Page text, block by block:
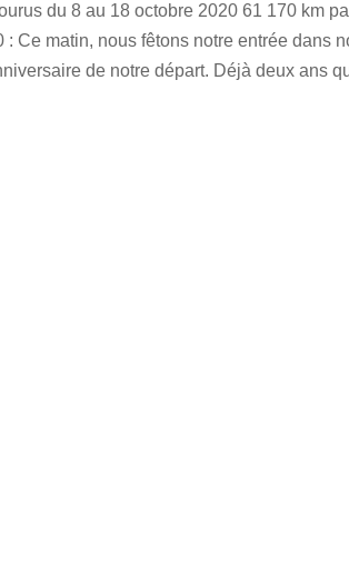
du 8 au 18 octobre 2020 61 170 km
: Ce matin, nous fêtons notre entrée dans
de notre départ. Déjà deux ans